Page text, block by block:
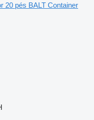
20 pés BALT Container